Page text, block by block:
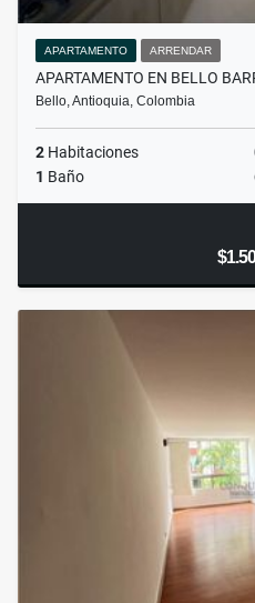
APARTAMENTO ARRENDAR
APARTAMENTO EN BELLO
Bello, Antioquia, Colombia
2 Habitaciones
1 Baño